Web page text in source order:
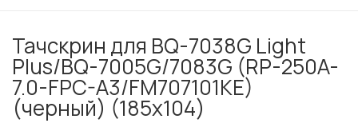
Тачскрин для BQ-7038G Light
Plus/BQ-7005G/7083G (RP-250A-
7.0-FPC-A3/FM707101KE)
(черный) (185х104)